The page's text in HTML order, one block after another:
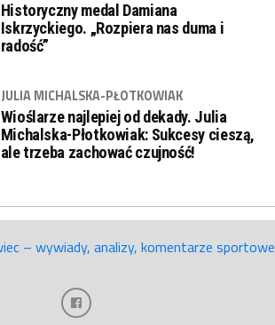
Historyczny medal Damiana
Iskrzyckiego. „Rozpiera nas duma i
radość”
JULIA MICHALSKA-PŁOTKOWIAK
Wioślarze najlepiej od dekady. Julia
Michalska-Płotkowiak: Sukcesy cieszą,
ale trzeba zachować czujność!